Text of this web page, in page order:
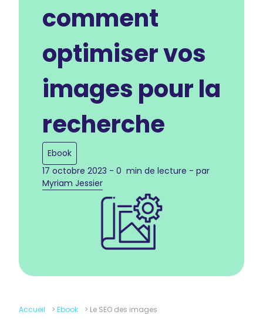
comment
optimiser vos
images pour la
recherche
Ebook
17 octobre 2023 - 0 min de lecture - par
Myriam Jessier
Accueil > Ebook > Le SEO des images